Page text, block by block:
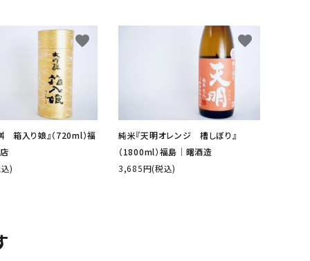
箱入り娘』（720ml）福
)
favorite
純米『天明オレンジ 槽しぼり』
（1800ml）福島│曙酒造
3,685円(税込)
favorite